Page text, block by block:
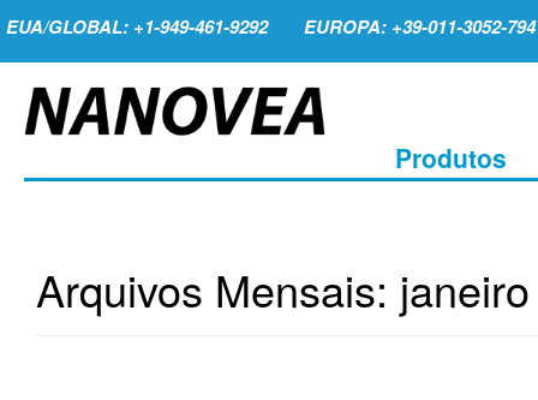
EUA/GLOBAL: +1-949-461-9292 EUROPA: +39-011-3052-794
Produtos
Arquivos Mensais: